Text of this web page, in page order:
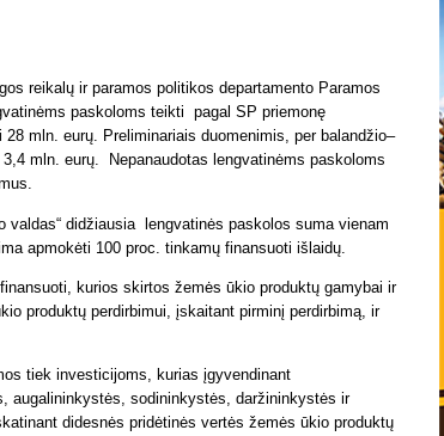
reikalų ir paramos politikos departamento Paramos
paskoloms teikti pagal SP priemonę
mln. eurų. Preliminariais duomenimis, per balandžio–
mln. eurų. Nepanaudotas lengvatinėms paskoloms
valdas“ didžiausia lengvatinės paskolos suma vienam
apmokėti 100 proc. tinkamų finansuoti išlaidų.
kurios skirtos žemės ūkio produktų gamybai ir
produktų perdirbimui, įskaitant pirminį perdirbimą, ir
tiek investicijoms, kurias įgyvendinant
augalininkystės, sodininkystės, daržininkystės ir
didesnės pridėtinės vertės žemės ūkio produktų